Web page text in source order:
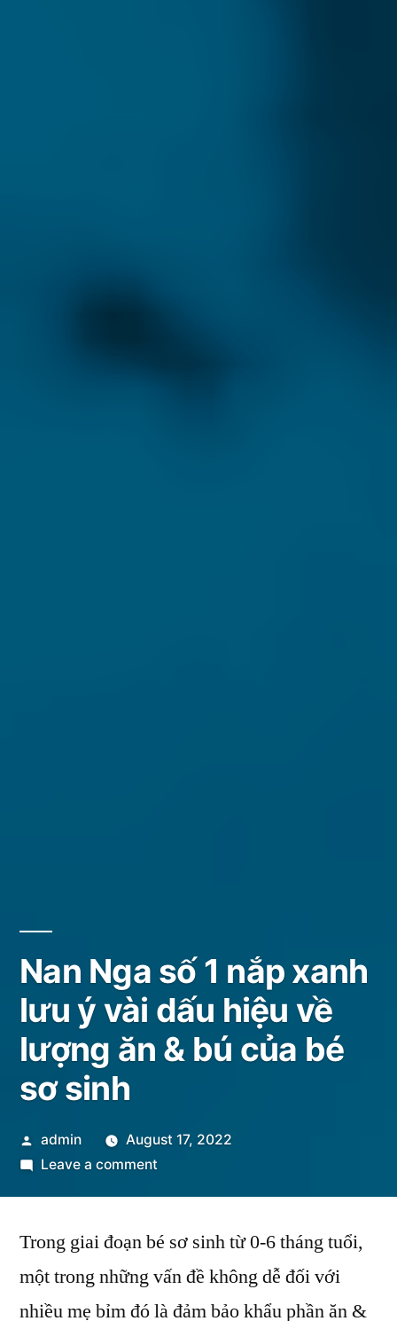
Nan Nga số 1 nắp xanh
lưu ý vài dấu hiệu về
lượng ăn & bú của bé
sơ sinh
Posted
by
admin
August 17, 2022
Leave a commenton
số
nắp
xanh
Trong giai đoạn bé sơ sinh từ 0-6 tháng tuổi,
một trong những vấn đề không dễ đối với
nhiều mẹ bỉm đó là đảm bảo khẩu phần ăn &